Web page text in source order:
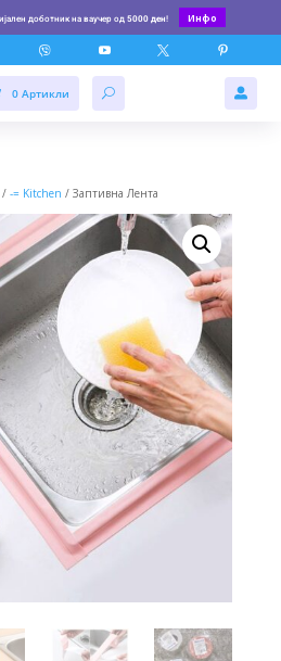
доботник на ваучер од 5000 ден! Инфо
   
0 Артикли 
/ -= Kitchen / Заптивна Лента